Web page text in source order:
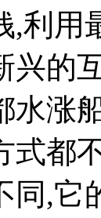
,利用
兴的
水涨
式都
同,它